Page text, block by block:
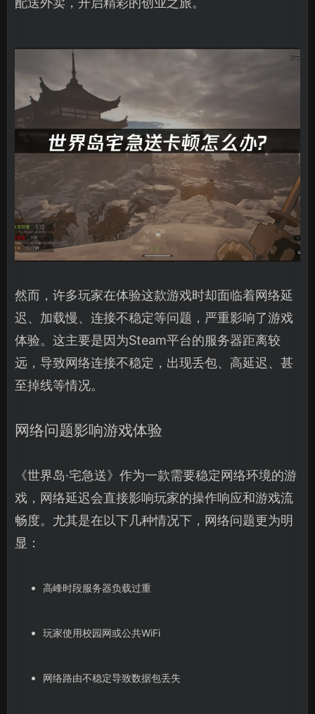
然而，许多玩家在体验这款游戏时却面临着网络延
迟、加载慢、连接不稳定等问题，严重影响了游戏
体验。这主要是因为Steam平台的服务器距离较
远，导致网络连接不稳定，出现丢包、高延迟、甚
至掉线等情况。
网络问题影响游戏体验
《世界岛·宅急送》作为一款需要稳定网络环境的游
戏，网络延迟会直接影响玩家的操作响应和游戏流
畅度。尤其是在以下几种情况下，网络问题更为明
显：
高峰时段服务器负载过重
玩家使用校园网或公共WiFi
网络路由不稳定导致数据包丢失